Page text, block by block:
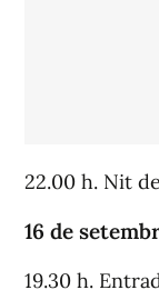
22.00 h. Nit
16 de
19.30 h.